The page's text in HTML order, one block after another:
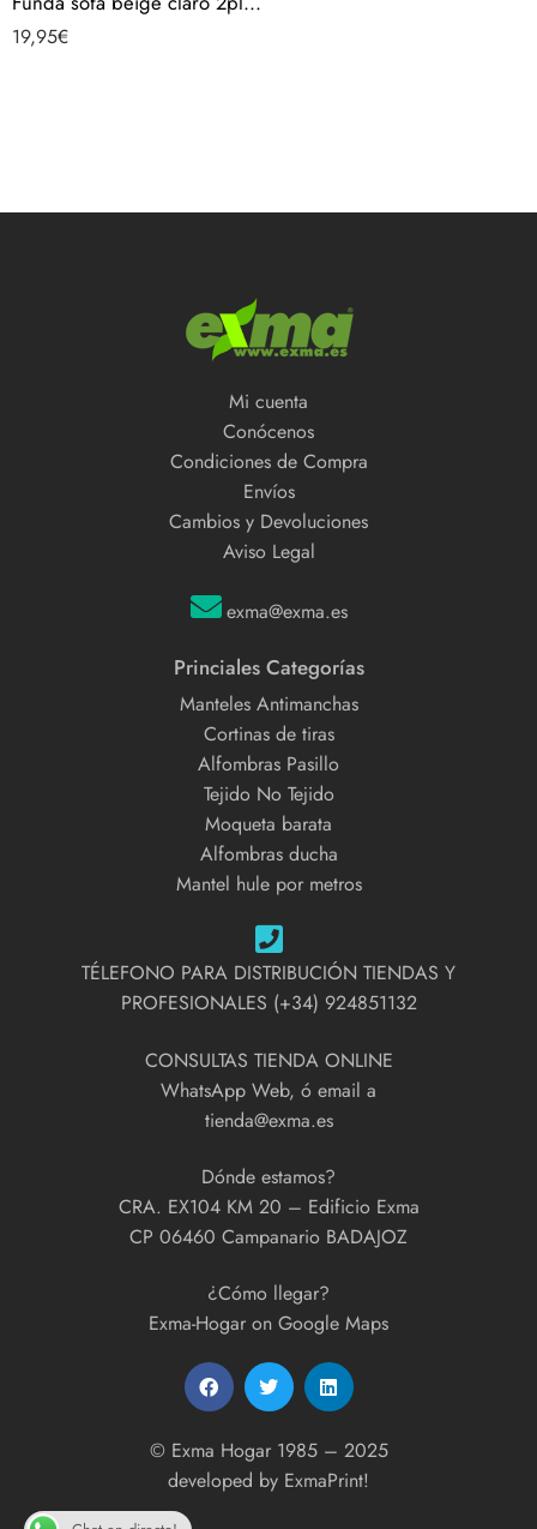
19,95€
Mi cuenta
Conócenos
Condiciones de Compra
Envíos
Cambios y Devoluciones
Aviso Legal
exma@exma.es
Princiales Categorías
Manteles Antimanchas
Cortinas de tiras
Alfombras Pasillo
Tejido No Tejido
Moqueta barata
Alfombras ducha
Mantel hule por metros
TÉLEFONO PARA DISTRIBUCIÓN TIENDAS Y
PROFESIONALES (+34) 924851132
CONSULTAS TIENDA ONLINE
WhatsApp Web, ó email a
tienda@exma.es
Dónde estamos?
CRA. EX104 KM 20 – Edificio Exma
CP 06460 Campanario BADAJOZ
¿Cómo llegar?
Exma-Hogar on Google Maps
© Exma Hogar 1985 – 2025
developed by ExmaPrint!